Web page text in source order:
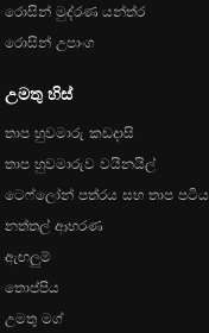
රොසින් මුද්රණ යන්ත්ර
රොසින් උපාංග
උමතු හිස්
තාප හුවමාරු කඩදාසි
තාප හුවමාරුව වයිනයිල්
ටෙෆ්ලෝන් පත්රය සහ තාප පටිය
නත්තල් ආභරණ
ඇඟලුම්
තොප්පිය
උමතු මග්